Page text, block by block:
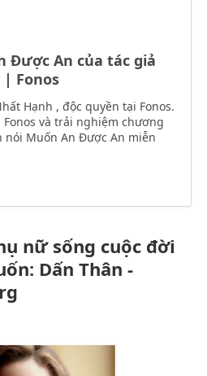
Được An của tác giả
Fonos
Hạnh , độc quyền tại Fonos.
và trải nghiệm chương
nói Muốn An Được An miễn
nữ sống cuộc đời
Dấn Thân -